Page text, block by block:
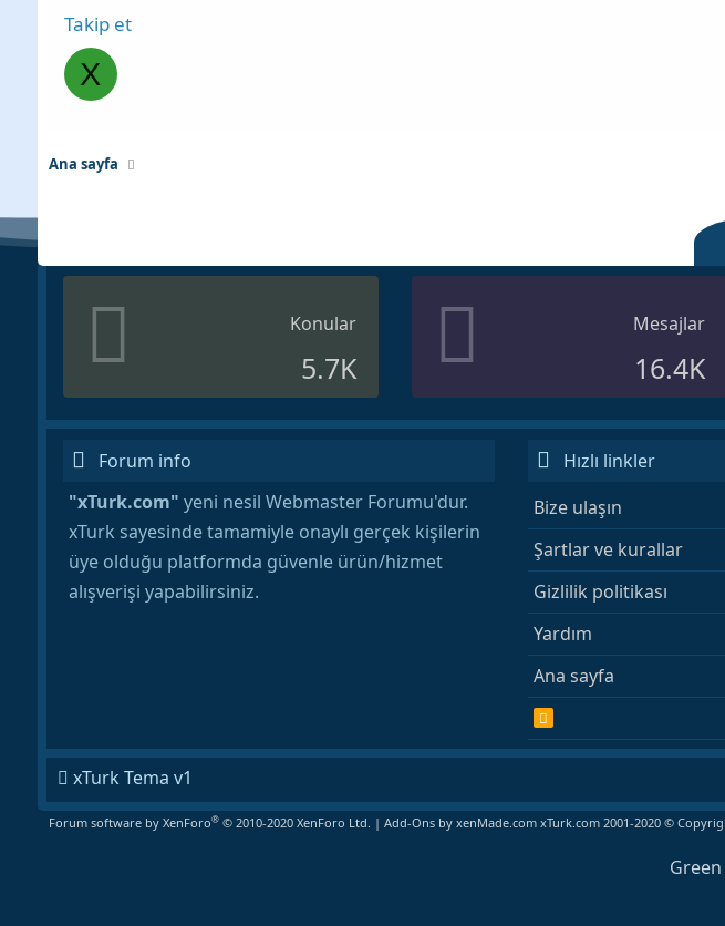
Takip et
X
Ana sayfa
Konular
5.7K
Mesajlar
16.4K
Forum info
"xTurk.com" yeni nesil Webmaster Forumu'dur.
xTurk sayesinde tamamiyle onaylı gerçek kişilerin
üye olduğu platformda güvenle ürün/hizmet
alışverişi yapabilirsiniz.
Hızlı linkler
Bize ulaşın
Şartlar ve kurallar
Gizlilik politikası
Yardım
Ana sayfa
R
S
S
xTurk Tema v1
Forum software by XenForo® © 2010-2020 XenForo Ltd. | Add-Onsby xenMade.com xTurk.com 2001-2020 ©